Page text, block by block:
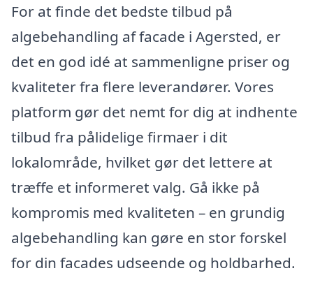
For at finde det bedste tilbud på
algebehandling af facade i Agersted, er
det en god idé at sammenligne priser og
kvaliteter fra flere leverandører. Vores
platform gør det nemt for dig at indhente
tilbud fra pålidelige firmaer i dit
lokalområde, hvilket gør det lettere at
træffe et informeret valg. Gå ikke på
kompromis med kvaliteten – en grundig
algebehandling kan gøre en stor forskel
for din facades udseende og holdbarhed.